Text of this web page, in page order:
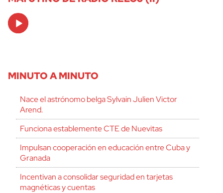
Audio
Player
MINUTO A MINUTO
Nace el astrónomo belga Sylvain Julien Victor
Arend.
Funciona establemente CTE de Nuevitas
Impulsan cooperación en educación entre Cuba y
Granada
Incentivan a consolidar seguridad en tarjetas
magnéticas y cuentas